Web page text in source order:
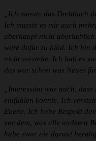
„Ich musste das Drehbuch
Ich musste es mir auch
überhaupt nicht
wäre dafür zu blöd. Ich bin
nicht verstehe. Ich hab es
das war schon was Neues
„Interessant war auch,
einfühlen konnte. Ich
Ebene. Ich habe Respekt
vor dem, was alle anderen
habe zwar nie darauf